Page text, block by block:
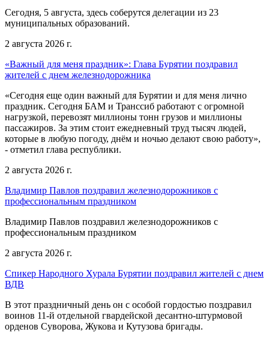
Сегодня, 5 августа, здесь соберутся делегации из 23
муниципальных образований.
2 августа 2026 г.
«Важный для меня праздник»: Глава Бурятии поздравил
жителей с днем железнодорожника
«Сегодня еще один важный для Бурятии и для меня лично
праздник. Сегодня БАМ и Транссиб работают с огромной
нагрузкой, перевозят миллионы тонн грузов и миллионы
пассажиров. За этим стоит ежедневный труд тысяч людей,
которые в любую погоду, днём и ночью делают свою работу»,
- отметил глава республики.
2 августа 2026 г.
Владимир Павлов поздравил железнодорожников с
профессиональным праздником
Владимир Павлов поздравил железнодорожников с
профессиональным праздником
2 августа 2026 г.
Спикер Народного Хурала Бурятии поздравил жителей с днем
ВДВ
В этот праздничный день он с особой гордостью поздравил
воинов 11-й отдельной гвардейской десантно-штурмовой
орденов Суворова, Жукова и Кутузова бригады.